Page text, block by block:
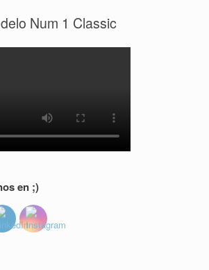
Num 1 Classic
en ;)